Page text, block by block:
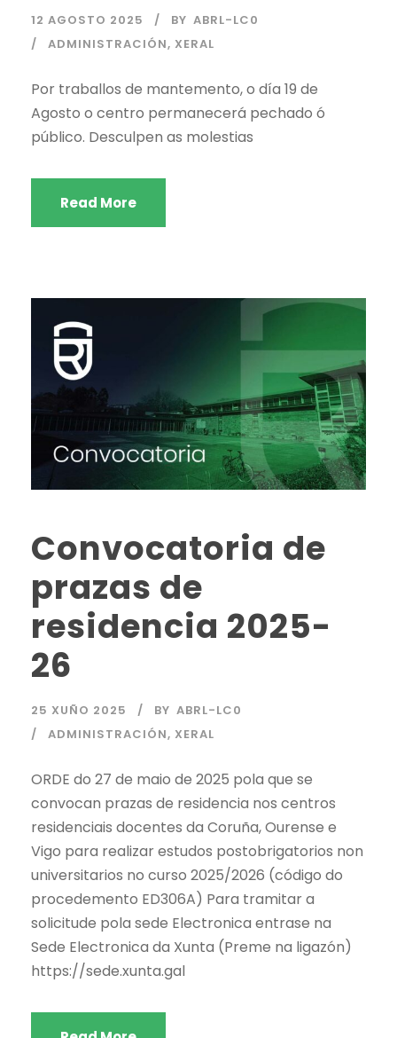
12 AGOSTO 2025 BY ABRL-LC0
ADMINISTRACIÓN, XERAL
Por traballos de mantemento, o día 19 de
Agosto o centro permanecerá pechado ó
público. Desculpen as molestias
Read More
Convocatoria de
prazas de
residencia 2025-
26
25 XUÑO 2025 BY ABRL-LC0
ADMINISTRACIÓN, XERAL
ORDE do 27 de maio de 2025 pola que se
convocan prazas de residencia nos centros
residenciais docentes da Coruña, Ourense e
Vigo para realizar estudos postobrigatorios non
universitarios no curso 2025/2026 (código do
procedemento ED306A) Para tramitar a
solicitude pola sede Electronica entrase na
Sede Electronica da Xunta (Preme na ligazón)
https://sede.xunta.gal